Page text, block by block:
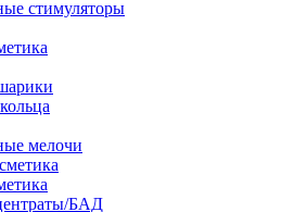
стимуляторы
мелочи
БАД